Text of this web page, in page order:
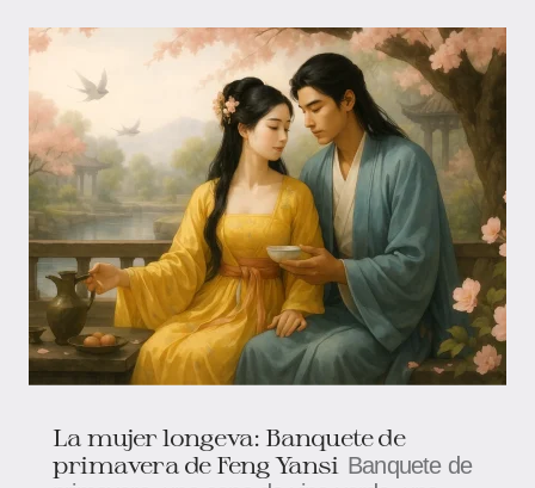
La mujer longeva: Banquete de
primavera de Feng Yansi Banquete de